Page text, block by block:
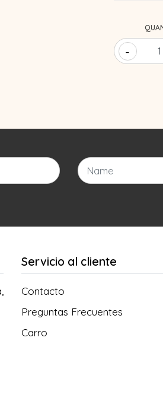
-
Servicio al cliente
Contacto
Preguntas Frecuentes
Carro